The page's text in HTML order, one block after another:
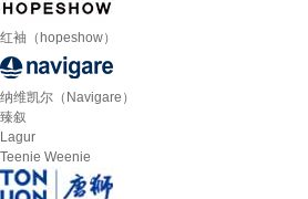
红袖（hopeshow）
纳维凯尔（Navigare）
臻叙
Lagur
Teenie Weenie